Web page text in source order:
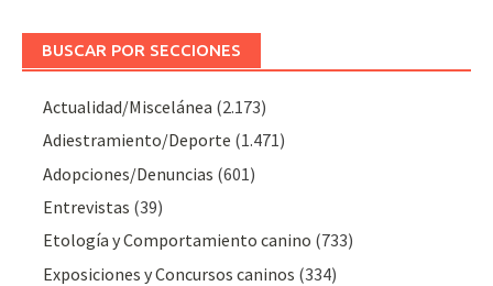
BUSCAR POR SECCIONES
Actualidad/Miscelánea (2.173)
Adiestramiento/Deporte (1.471)
Adopciones/Denuncias (601)
Entrevistas (39)
Etología y Comportamiento canino (733)
Exposiciones y Concursos caninos (334)